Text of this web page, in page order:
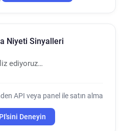
Niyeti Sinyalleri
ediyoruz…
API veya panel ile satın alma
Deneyin